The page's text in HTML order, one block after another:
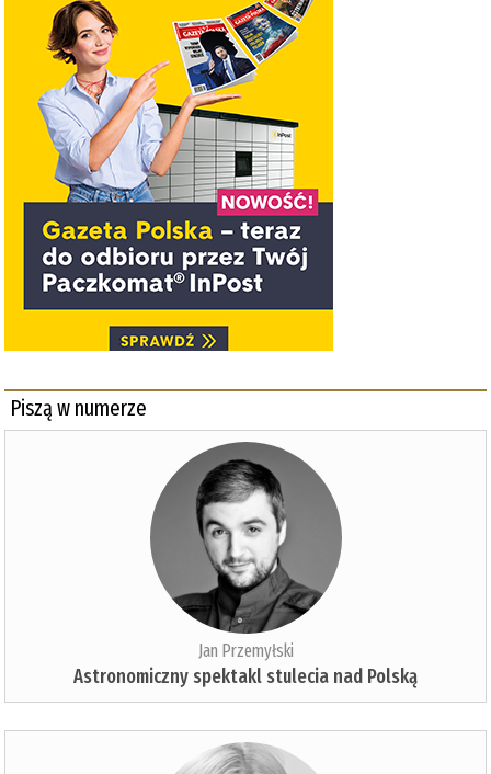
Piszą w numerze
Jan Przemyłski
Astronomiczny spektakl stulecia nad Polską